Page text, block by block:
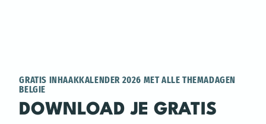
GRATIS INHAAKKALENDER 2026 MET ALLE THEMADAGEN
BELGIE
DOWNLOAD JE GRATIS